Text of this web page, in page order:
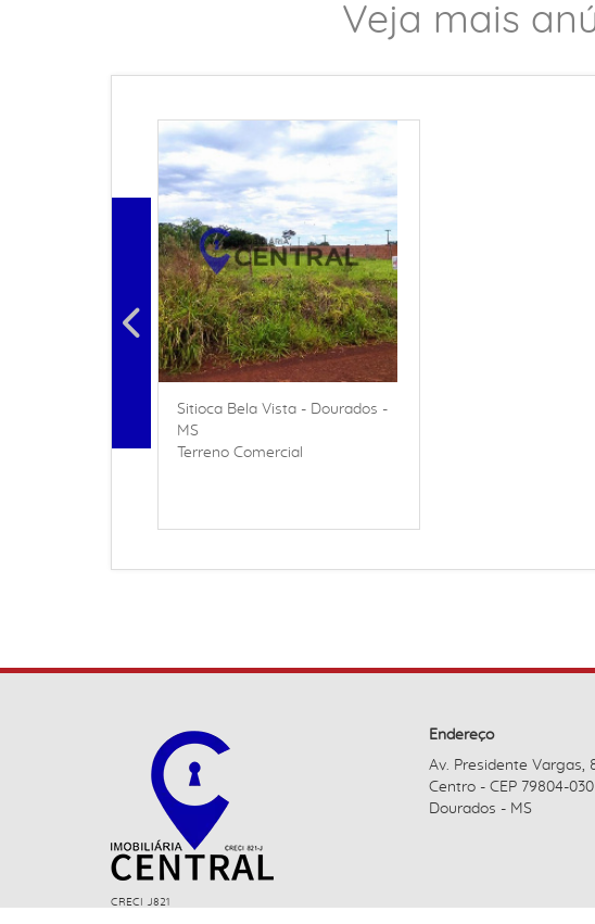
Veja mais
Sitioca Bela Vista - Dourados -
MS
Terreno Comercial
CRECI J821
Endereço
Av. Presidente Vargas,
Centro - CEP 79804-030
Dourados - MS